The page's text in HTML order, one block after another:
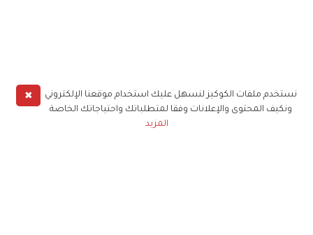
✖
نستخدم ملفات الكوكيز لنسهل عليك استخدام موقعنا الإلكتروني
ونكيف المحتوى والإعلانات وفقا لمتطلباتك واحتياجاتك الخاصة
المزيد